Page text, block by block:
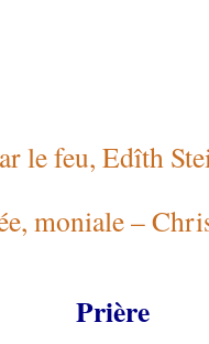
le feu, Edîth
moniale –
Prière